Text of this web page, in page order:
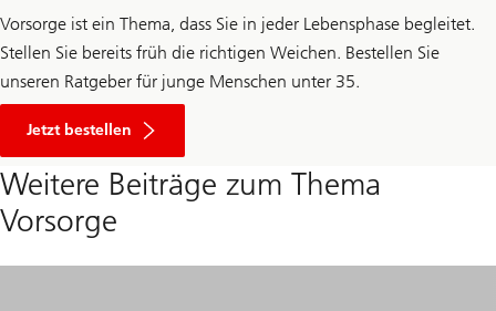
Vorsorge ist ein Thema, dass Sie in jeder Lebensphase begleitet.
Stellen Sie bereits früh die richtigen Weichen. Bestellen Sie
unseren Ratgeber für junge Menschen unter 35.
Jetzt bestellen
Weitere Beiträge zum Thema
Vorsorge